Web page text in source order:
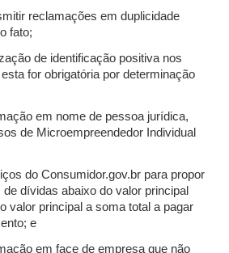
reclamações em duplicidade
fato;
de identificação positiva nos
for obrigatória por determinação
em nome de pessoa jurídica,
de Microempreendedor Individual
do Consumidor.gov.br para propor
dívidas abaixo do valor principal
valor principal a soma total a pagar
e
em face de empresa que não